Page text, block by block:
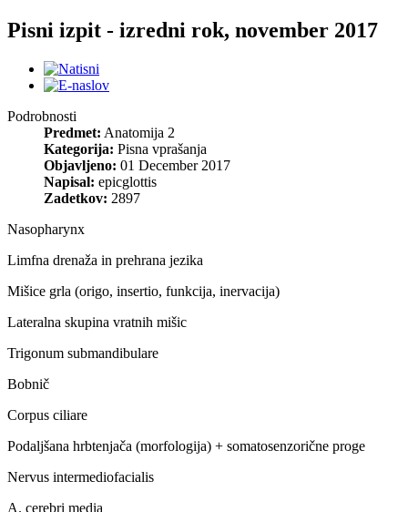
Pisni izpit - izredni rok, november 2017
Podrobnosti
Predmet: Anatomija 2
Kategorija: Pisna vprašanja
Objavljeno: 01 December 2017
Napisal: epicglottis
Zadetkov: 2897
Nasopharynx
Limfna drenaža in prehrana jezika
Mišice grla (origo, insertio, funkcija, inervacija)
Lateralna skupina vratnih mišic
Trigonum submandibulare
Bobnič
Corpus ciliare
Podaljšana hrbtenjača (morfologija) + somatosenzorične proge
Nervus intermediofacialis
A. cerebri media